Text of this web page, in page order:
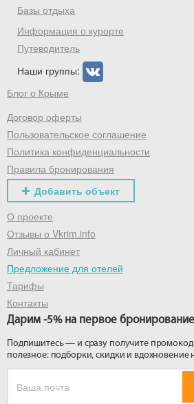
Базы отдыха
Информация о курорте
Путеводитель
Наши группы:
Блог о Крыме
Договор оферты
Пользовательское соглашение
Политика конфиденциальности
Правила бронирования
Добавить объект
О проекте
Отзывы о Vkrim.info
Личный кабинет
Предложение для отелей
Тарифы
Контакты
Дарим -5% на первое бронирование
Подпишитесь — и сразу получите
полезное: подборки, скидки и вдохновение
Скидка −5%
Хочешь дешевле? Оставь
промокод на первое